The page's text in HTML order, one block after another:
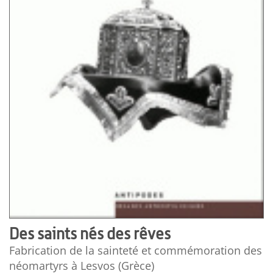
Des saints nés des rêves
Fabrication de la sainteté et commémoration des
néomartyrs à Lesvos (Grèce)